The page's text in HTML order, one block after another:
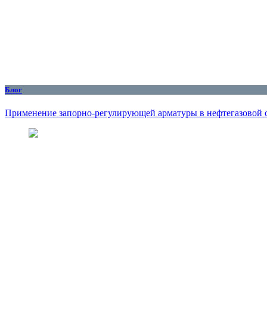
Блог
Применение запорно-регулирующей арматуры в нефтегазовой